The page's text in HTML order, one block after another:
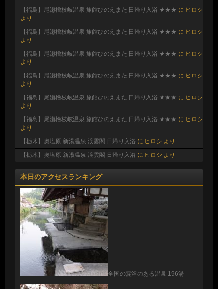
【福島】尾瀬檜枝岐温泉 旅館ひのえまた 日帰り入浴 ★★★ に ヒロシ
より
【福島】尾瀬檜枝岐温泉 旅館ひのえまた 日帰り入浴 ★★★ に ヒロシ
より
【福島】尾瀬檜枝岐温泉 旅館ひのえまた 日帰り入浴 ★★★ に ヒロシ
より
【福島】尾瀬檜枝岐温泉 旅館ひのえまた 日帰り入浴 ★★★ に ヒロシ
より
【福島】尾瀬檜枝岐温泉 旅館ひのえまた 日帰り入浴 ★★★ に ヒロシ
より
【福島】尾瀬檜枝岐温泉 旅館ひのえまた 日帰り入浴 ★★★ に ヒロシ
より
【栃木】奥塩原 新湯温泉 渓雲閣 日帰り入浴 に ヒロシ より
【栃木】奥塩原 新湯温泉 渓雲閣 日帰り入浴 に ヒロシ より
本日のアクセスランキング
全国の混浴のある温泉 196湯